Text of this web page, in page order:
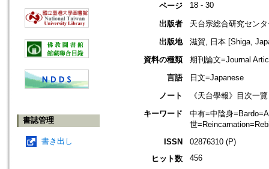
書誌管理
書き出し
ページ 18 - 30
出版者
天台宗総合研究セン
出版地
滋賀, 日本 [Shiga,
資料の種類
期刊論文=Journal
言語
日文=Japanese
ノート
《天台學報》目次一
キーワード
中有=中陰身
世
ISSN
02876310 (P)
ヒット数
456